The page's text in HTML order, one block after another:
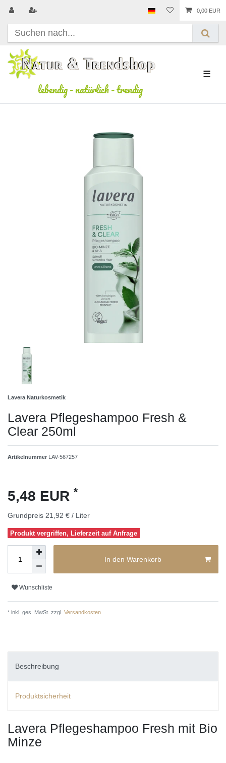
0,00 EUR
lebendig-natürlich-trendig
☰
Lavera Naturkosmetik
Lavera Pflegeshampoo Fresh &
Clear 250ml
Artikelnummer LAV-567257
5,48 EUR *
Grundpreis 21,92 € / Liter
Produkt vergriffen, Lieferzeit auf Anfrage
In den Warenkorb
Wunschliste
* inkl. ges. MwSt. zzgl. Versandkosten
Beschreibung
Produktsicherheit
Lavera Pflegeshampoo Fresh mit Bio
Minze